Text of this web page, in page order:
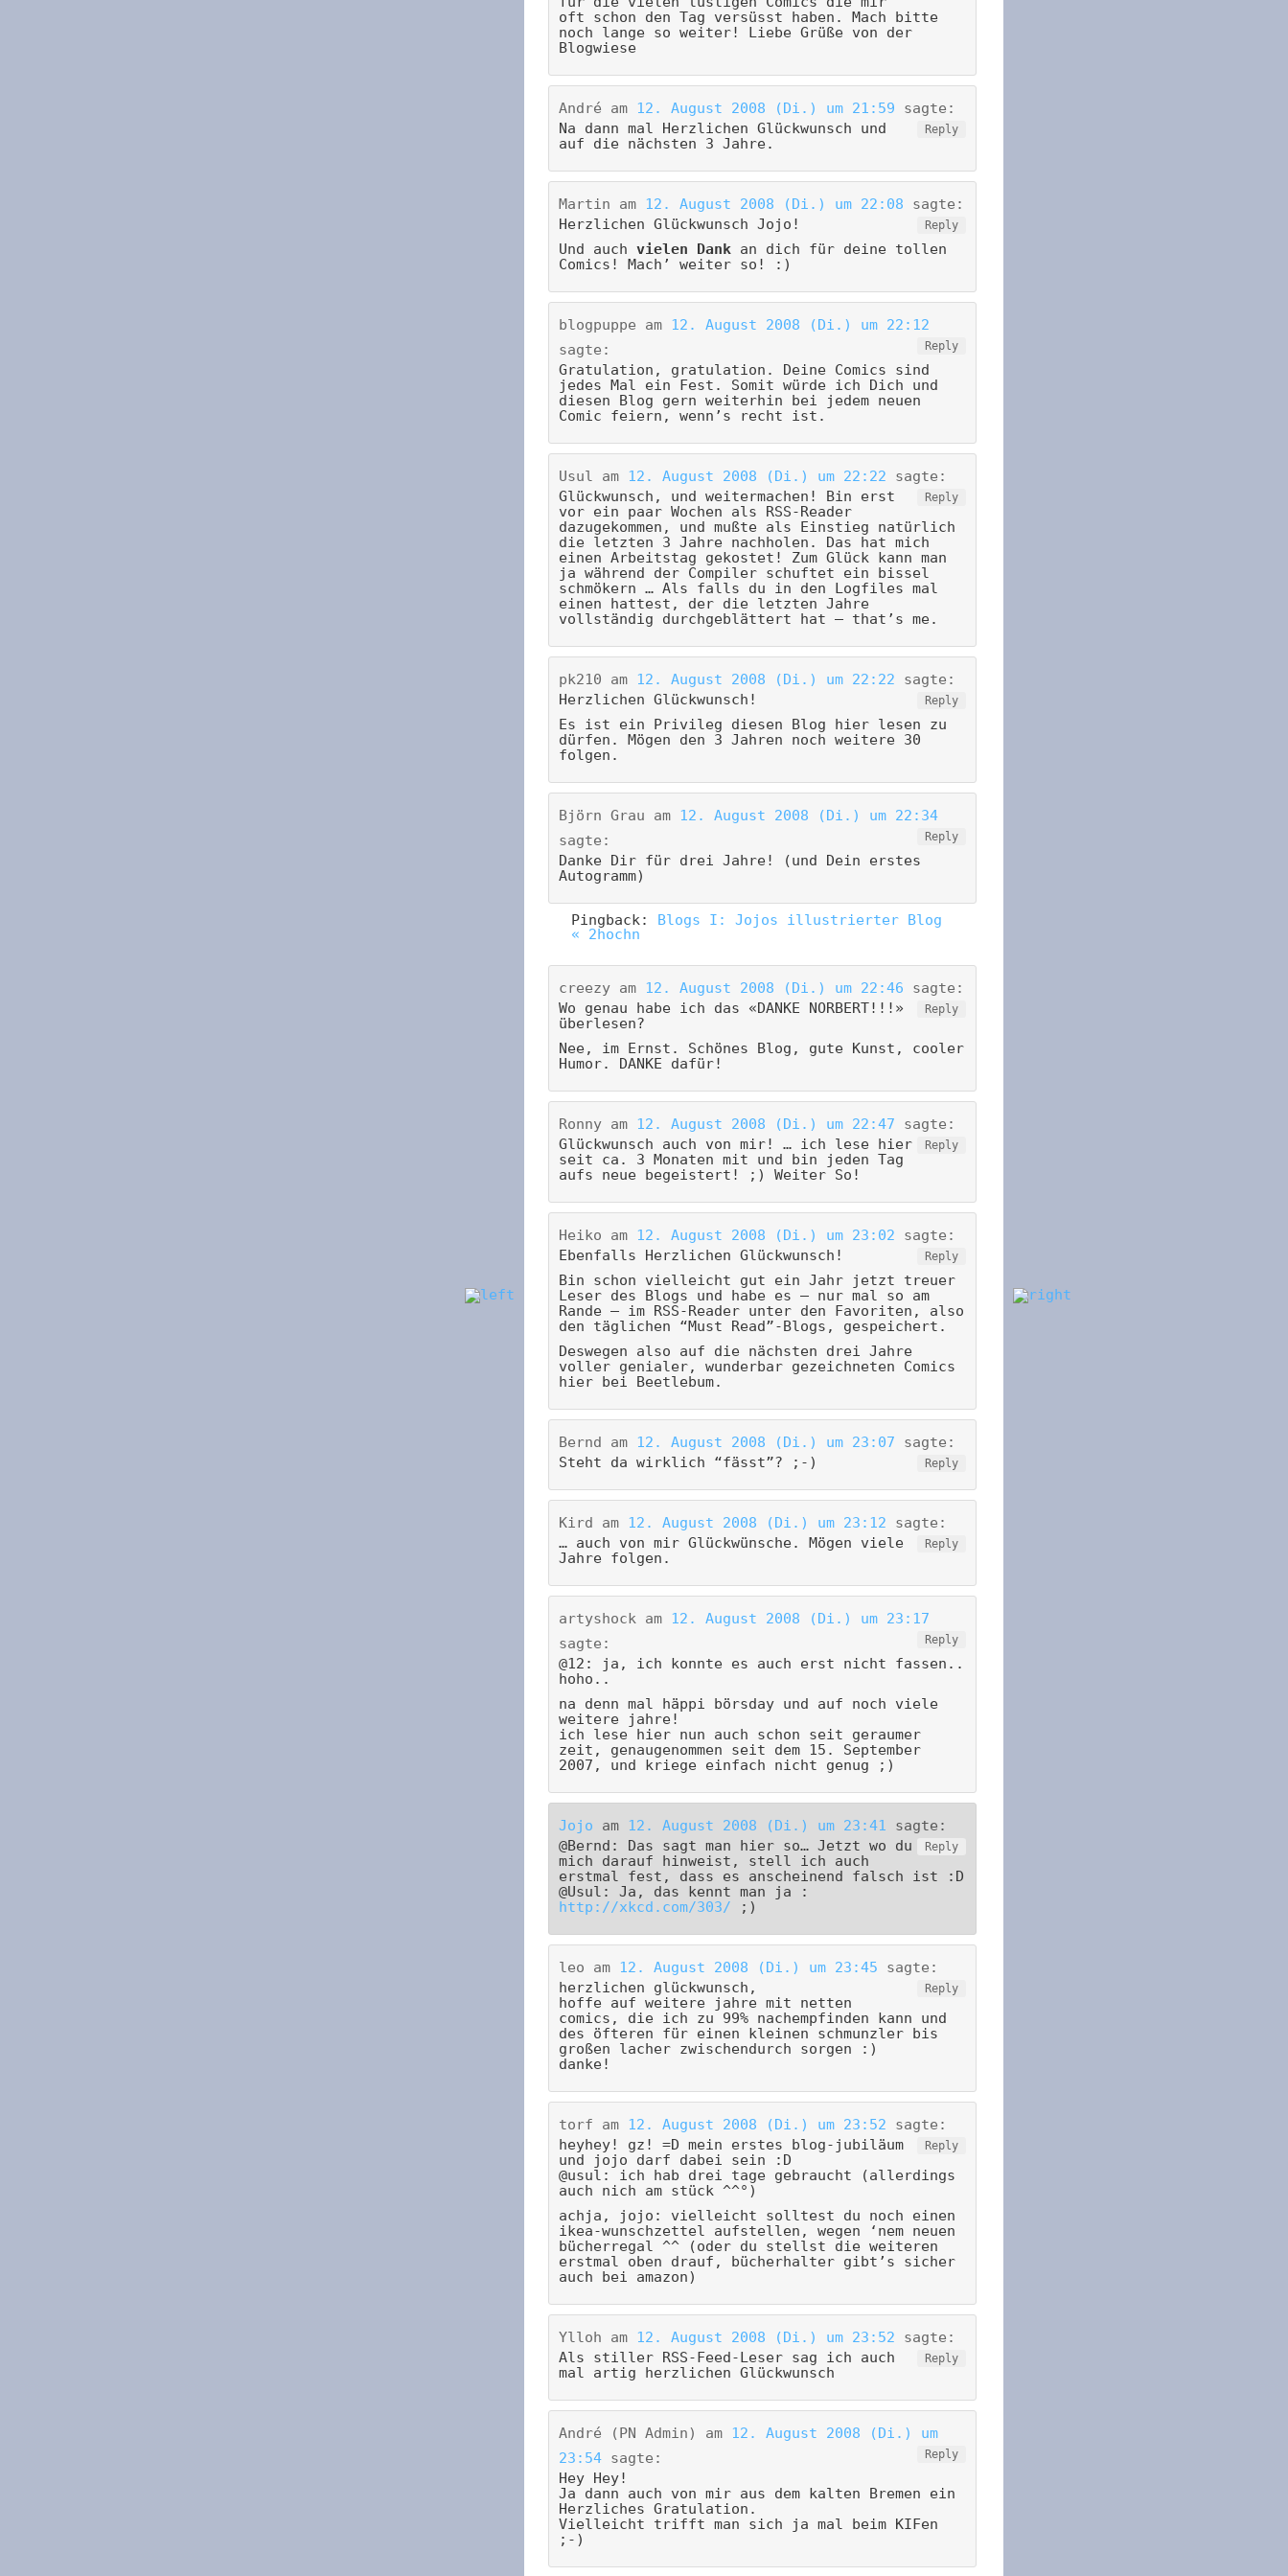
oft schon den Tag versüsst haben. Mach bitte
noch lange so weiter! Liebe Grüße von der
Blogwiese
André am 12. August 2008 (Di.) um 21:59 sagte:
Reply
Na dann mal Herzlichen Glückwunsch und
auf die nächsten 3 Jahre.
Martin am 12. August 2008 (Di.) um 22:08 sagte:
Reply
Herzlichen Glückwunsch Jojo!
Und auch vielen Dank an dich für deine tollen
Comics! Mach’ weiter so! :)
blogpuppe am 12. August 2008 (Di.) um 22:12
sagte:
Reply
Gratulation, gratulation. Deine Comics sind
jedes Mal ein Fest. Somit würde ich Dich und
diesen Blog gern weiterhin bei jedem neuen
Comic feiern, wenn’s recht ist.
Usul am 12. August 2008 (Di.) um 22:22 sagte:
Reply
Glückwunsch, und weitermachen! Bin erst
vor ein paar Wochen als RSS-Reader
dazugekommen, und mußte als Einstieg natürlich
die letzten 3 Jahre nachholen. Das hat mich
einen Arbeitstag gekostet! Zum Glück kann man
ja während der Compiler schuftet ein bissel
schmökern … Als falls du in den Logfiles mal
einen hattest, der die letzten Jahre
vollständig durchgeblättert hat – that’s me.
pk210 am 12. August 2008 (Di.) um 22:22 sagte:
Reply
Herzlichen Glückwunsch!
Es ist ein Privileg diesen Blog hier lesen zu
dürfen. Mögen den 3 Jahren noch weitere 30
folgen.
Björn Grau am 12. August 2008 (Di.) um 22:34
sagte:
Reply
Danke Dir für drei Jahre! (und Dein erstes
Autogramm)
Pingback: Blogs I: Jojos illustrierter Blog
« 2hochn
creezy am 12. August 2008 (Di.) um 22:46 sagte:
Reply
Wo genau habe ich das «DANKE NORBERT!!!»
überlesen?
Nee, im Ernst. Schönes Blog, gute Kunst, cooler
Humor. DANKE dafür!
Ronny am 12. August 2008 (Di.) um 22:47 sagte:
Reply
Glückwunsch auch von mir! … ich lese hier
seit ca. 3 Monaten mit und bin jeden Tag
aufs neue begeistert! ;) Weiter So!
Heiko am 12. August 2008 (Di.) um 23:02 sagte:
Reply
Ebenfalls Herzlichen Glückwunsch!
Bin schon vielleicht gut ein Jahr jetzt treuer
Leser des Blogs und habe es – nur mal so am
Rande – im RSS-Reader unter den Favoriten, also
den täglichen “Must Read”-Blogs, gespeichert.
Deswegen also auf die nächsten drei Jahre
voller genialer, wunderbar gezeichneten Comics
hier bei Beetlebum.
Bernd am 12. August 2008 (Di.) um 23:07 sagte:
Reply
Steht da wirklich “fässt”? ;-)
Kird am 12. August 2008 (Di.) um 23:12 sagte:
Reply
… auch von mir Glückwünsche. Mögen viele
Jahre folgen.
artyshock am 12. August 2008 (Di.) um 23:17
sagte:
Reply
@12: ja, ich konnte es auch erst nicht fassen..
hoho..
na denn mal häppi börsday und auf noch viele
weitere jahre!
ich lese hier nun auch schon seit geraumer
zeit, genaugenommen seit dem 15. September
2007, und kriege einfach nicht genug ;)
Jojo am 12. August 2008 (Di.) um 23:41 sagte:
Reply
@Bernd: Das sagt man hier so… Jetzt wo du
mich darauf hinweist, stell ich auch
erstmal fest, dass es anscheinend falsch ist :D
@Usul: Ja, das kennt man ja :
http://xkcd.com/303/ ;)
leo am 12. August 2008 (Di.) um 23:45 sagte:
Reply
herzlichen glückwunsch,
hoffe auf weitere jahre mit netten
comics, die ich zu 99% nachempfinden kann und
des öfteren für einen kleinen schmunzler bis
großen lacher zwischendurch sorgen :)
danke!
torf am 12. August 2008 (Di.) um 23:52 sagte:
Reply
heyhey! gz! =D mein erstes blog-jubiläum
und jojo darf dabei sein :D
@usul: ich hab drei tage gebraucht (allerdings
auch nich am stück ^^°)
achja, jojo: vielleicht solltest du noch einen
ikea-wunschzettel aufstellen, wegen ‘nem neuen
bücherregal ^^ (oder du stellst die weiteren
erstmal oben drauf, bücherhalter gibt’s sicher
auch bei amazon)
Ylloh am 12. August 2008 (Di.) um 23:52 sagte:
Reply
Als stiller RSS-Feed-Leser sag ich auch
mal artig herzlichen Glückwunsch
André (PN Admin) am 12. August 2008 (Di.) um
23:54 sagte: Reply
Hey Hey!
Ja dann auch von mir aus dem kalten Bremen ein
Herzliches Gratulation.
Vielleicht trifft man sich ja mal beim KIFen
;-)